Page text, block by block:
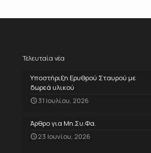
Τελευταία νέα
Υποστήριξη Ερυθρού Σταυρού με
δωρεά υλικού
31 Ιουλίου, 2026
Άρθρο για Μη.Συ.Φα.
23 Ιουνίου, 2026